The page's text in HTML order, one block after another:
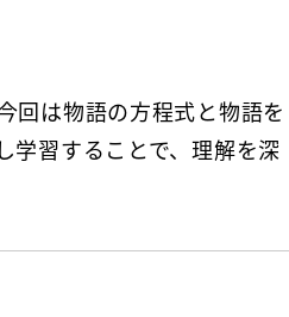
回は物語の方程式と物語を
学習することで、理解を深